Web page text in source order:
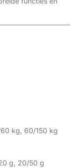
kg, 60/150 kg
g, 20/50 g